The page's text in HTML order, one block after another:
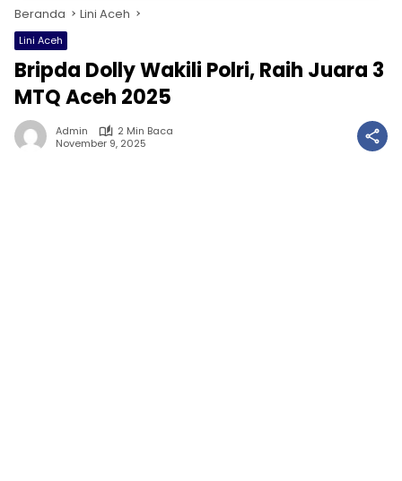
Beranda Lini Aceh
Lini Aceh
Bripda Dolly Wakili Polri, Raih Juara 3
MTQ Aceh 2025
Admin
2 Min Baca
November 9, 2025